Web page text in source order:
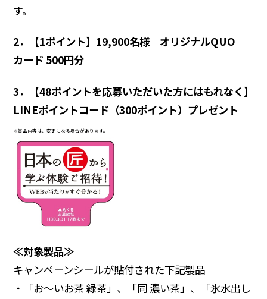
す。
2．【1ポイント】 19,900名様 オリジナルQUO
カード 500円分
3．【48ポイントを応募いただいた方にはもれなく】
LINEポイントコード（300ポイント）プレゼント
※賞品内容は、変更になる場合があります。
≪対象製品≫
キャンペーンシールが貼付された下記製品
・「お～いお茶 緑茶」、「同 濃い茶」、「氷水出し